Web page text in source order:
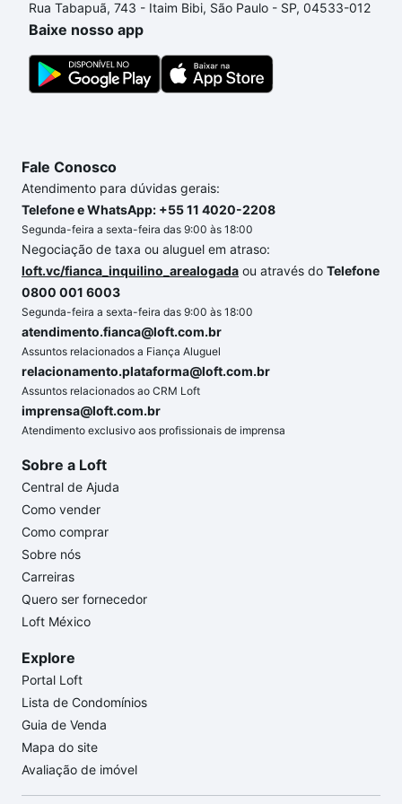
conforto. Loft, com você até as chaves.
Rua Tabapuã, 743 - Itaim Bibi, São Paulo - SP, 04533-012
Baixe nosso app
Fale Conosco
Atendimento para dúvidas gerais:
Telefone e WhatsApp: +55 11 4020-2208
Segunda-feira a sexta-feira das 9:00 às 18:00
Negociação de taxa ou aluguel em atraso:
loft.vc/fianca_inquilino_arealogada ou através do Telefone
0800 001 6003
Segunda-feira a sexta-feira das 9:00 às 18:00
atendimento.fianca@loft.com.br
Assuntos relacionados a Fiança Aluguel
relacionamento.plataforma@loft.com.br
Assuntos relacionados ao CRM Loft
imprensa@loft.com.br
Atendimento exclusivo aos profissionais de imprensa
Sobre a Loft
Central de Ajuda
Como vender
Como comprar
Sobre nós
Carreiras
Quero ser fornecedor
Loft México
Explore
Portal Loft
Lista de Condomínios
Guia de Venda
Mapa do site
Avaliação de imóvel